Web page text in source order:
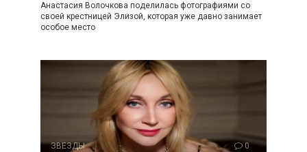
Анастасия Волочкова поделилась фотографиями со
своей крестницей Элизой, которая уже давно занимает
особое место
ЗВЕЗДЫ 0